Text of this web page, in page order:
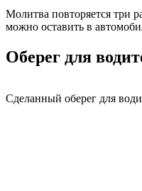
Молитва повторяется три
можно оставить в
Оберег для
Сделанный оберег для